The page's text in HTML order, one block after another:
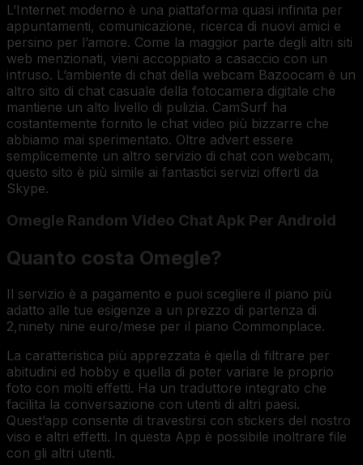
L’Internet moderno è una piattaforma quasi infinita per
appuntamenti, comunicazione, ricerca di nuovi amici e
persino per l’amore. Come la maggior parte degli altri siti
web menzionati, vieni accoppiato a casaccio con un
intruso. L’ambiente di chat della webcam Bazoocam è un
altro sito di chat casuale della fotocamera digitale che
mantiene un alto livello di pulizia. CamSurf ha
costantemente fornito le chat video più bizzarre che
abbiamo mai sperimentato. Oltre advert essere
semplicemente un altro servizio di chat con webcam,
questo sito è più simile ai fantastici servizi offerti da
Skype.
Omegle Random Video Chat Apk Per Android
Quanto costa Omegle?
Il servizio è a pagamento e puoi scegliere il piano più
adatto alle tue esigenze a un prezzo di partenza di
2,ninety nine euro/mese per il piano Commonplace.
La caratteristica più apprezzata è qiella di filtrare per
abitudini ed hobby e quella di poter variare le proprio
foto con molti effetti. Ha un traduttore integrato che
facilita la conversazione con utenti di altri paesi.
Quest’app consente di travestirsi con stickers del nostro
viso e altri effetti. In questa App è possibile inoltrare file
con gli altri utenti.